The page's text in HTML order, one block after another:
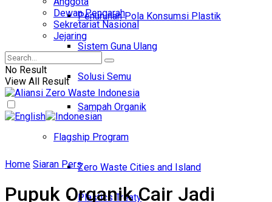
Penurunan Pola Konsumsi Plastik
Sistem Guna Ulang
Solusi Semu
Sampah Organik
Flagship Program
Zero Waste Cities and Island
Plastics Treaty
Dewan Pengarah
Sekretariat Nasional
Jejaring
No Result
View All Result
Home Siaran Pers
Pupuk Organik Cair Jadi